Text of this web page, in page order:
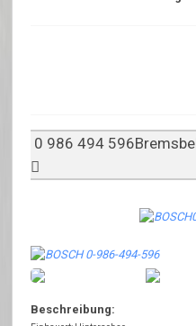
0 986 494
Beschreibung: